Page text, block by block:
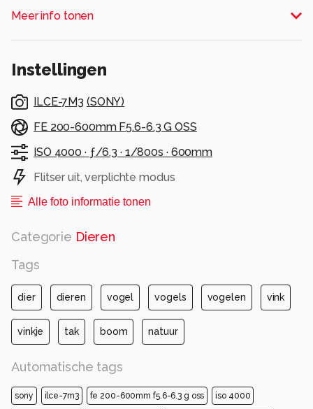
Alle rechten voorbehouden
Meer info tonen
Instellingen
ILCE-7M3 (SONY)
FE 200-600mm F5.6-6.3 G OSS
ISO 4000 · ƒ/6.3 · 1/800s · 600mm
Flitser uit, verplichte modus
Alle foto informatie tonen
Categorie Dieren
Tags
dier dieren vogel vogels vogelen vink
vinkje tak boom natuur
Automatische tags
sony ilce-7m3 fe 200-600mm f5.6-6.3 g oss iso 4000